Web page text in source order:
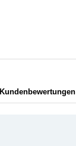
Kundenbewertungen